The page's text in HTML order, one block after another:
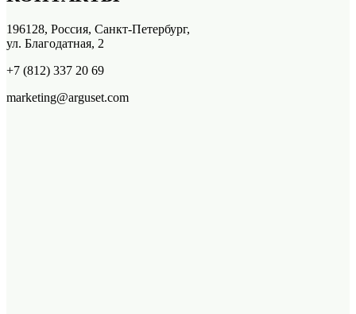
196128, Россия, Санкт-Петербург,
ул. Благодатная, 2
+7 (812) 337 20 69
marketing@arguset.com